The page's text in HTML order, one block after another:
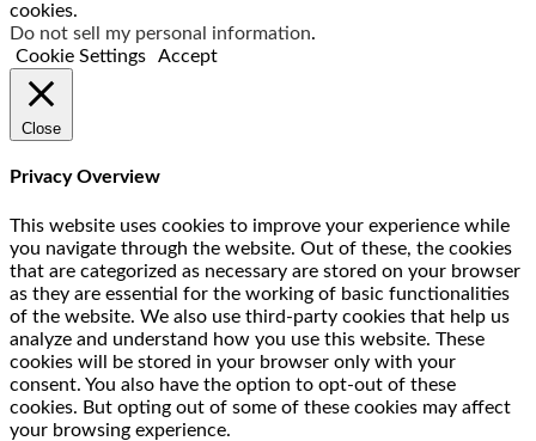
cookies.
Do not sell my personal information.
Cookie Settings
Accept
Close
Privacy Overview
This website uses cookies to improve your experience while
you navigate through the website. Out of these, the cookies
that are categorized as necessary are stored on your browser
as they are essential for the working of basic functionalities
of the website. We also use third-party cookies that help us
analyze and understand how you use this website. These
cookies will be stored in your browser only with your
consent. You also have the option to opt-out of these
cookies. But opting out of some of these cookies may affect
your browsing experience.